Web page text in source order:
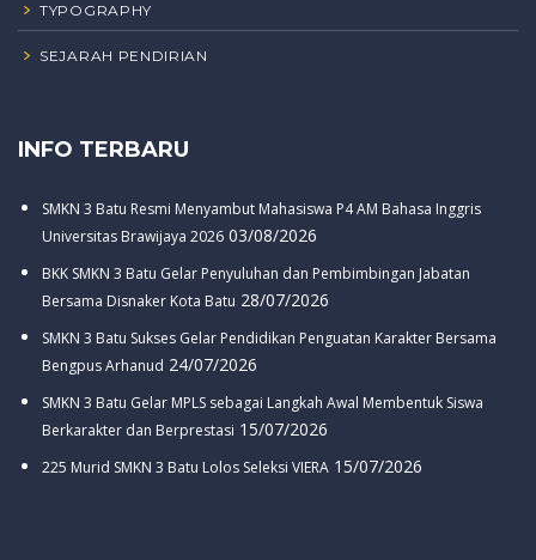
TYPOGRAPHY
SEJARAH PENDIRIAN
INFO TERBARU
SMKN 3 Batu Resmi Menyambut Mahasiswa P4 AM Bahasa Inggris
Universitas Brawijaya 2026 03/08/2026
BKK SMKN 3 Batu Gelar Penyuluhan dan Pembimbingan Jabatan
Bersama Disnaker Kota Batu 28/07/2026
SMKN 3 Batu Sukses Gelar Pendidikan Penguatan Karakter Bersama
Bengpus Arhanud 24/07/2026
SMKN 3 Batu Gelar MPLS sebagai Langkah Awal Membentuk Siswa
Berkarakter dan Berprestasi 15/07/2026
225 Murid SMKN 3 Batu Lolos Seleksi VIERA 15/07/2026